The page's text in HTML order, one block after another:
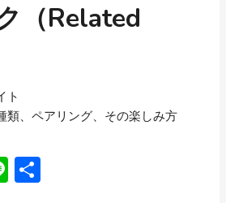
（Related
ト
類、ペアリング、その楽しみ方
Line